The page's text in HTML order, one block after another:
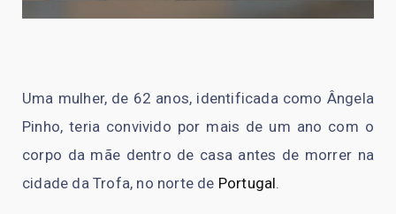
Uma mulher, de 62 anos, identificada como Ângela
Pinho, teria convivido por mais de um ano com o
corpo da mãe dentro de casa antes de morrer na
cidade da Trofa, no norte de Portugal.